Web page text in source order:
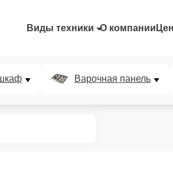
Виды техники О компании
Варочная панель